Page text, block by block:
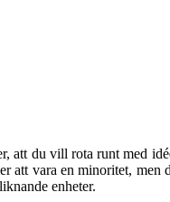
att du vill rota runt med
att vara en minoritet, men
enheter.